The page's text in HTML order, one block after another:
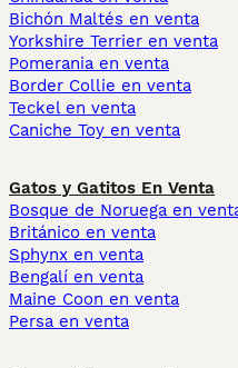
Bichón Maltés en venta
Yorkshire Terrier en venta
Pomerania en venta
Border Collie en venta
Teckel en venta
Caniche Toy en venta
Gatos y Gatitos En Venta
Bosque de Noruega en
Británico en venta
Sphynx en venta
Bengalí en venta
Maine Coon en venta
Persa en venta